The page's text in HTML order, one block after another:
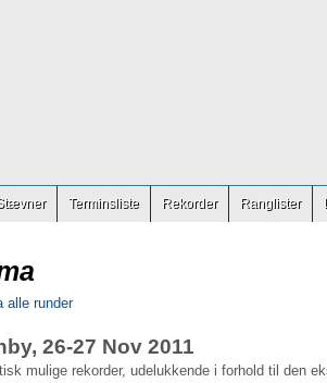
Terminsliste Rekorder Ranglister
alle runder
26-27 Nov 2011
mulige rekorder, udelukkende i forhold til den